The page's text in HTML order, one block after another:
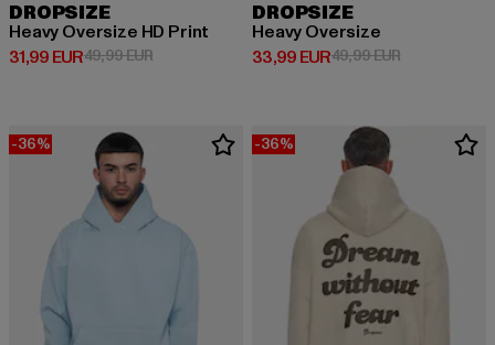
DROPSIZE
Heavy Oversize HD Print
31,99 EUR
Prix courant: 31,99 EUR
49,99 EURPrix en promotion: 49,99 EUR
DROPSIZE
Heavy Oversize
33,99 EUR
Prix courant: 33,99 EUR
49,99 EURPrix en
-36% -36%